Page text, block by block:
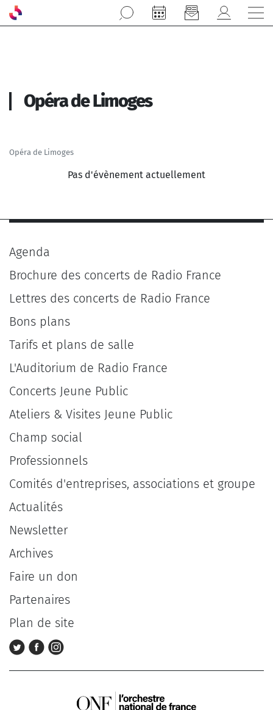
Aller au contenu principal
Opéra de Limoges
Opéra de Limoges
Pas d'évènement actuellement
Agenda
Brochure des concerts de Radio France
Lettres des concerts de Radio France
Bons plans
Tarifs et plans de salle
L'Auditorium de Radio France
Concerts Jeune Public
Ateliers & Visites Jeune Public
Champ social
Professionnels
Comités d'entreprises, associations et groupe
Actualités
Newsletter
Archives
Faire un don
Partenaires
Plan de site